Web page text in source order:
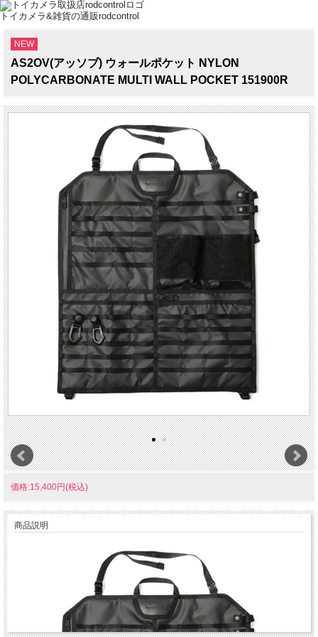
トイカメラ&雑貨の通販rodcontrol
NEW
AS2OV(アッソブ) ウォールポケット NYLON
POLYCARBONATE MULTI WALL POCKET 151900R
価格:15,400円(税込)
商品説明